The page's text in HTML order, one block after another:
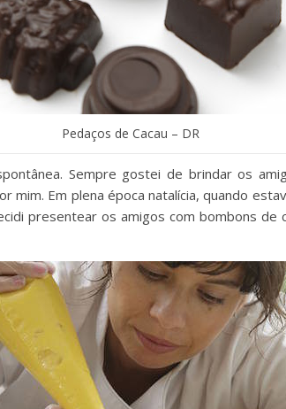
Pedaços de Cacau – DR
Sempre gostei de brindar os
mim. Em plena época natalícia, quando
presentear os amigos com bombons de